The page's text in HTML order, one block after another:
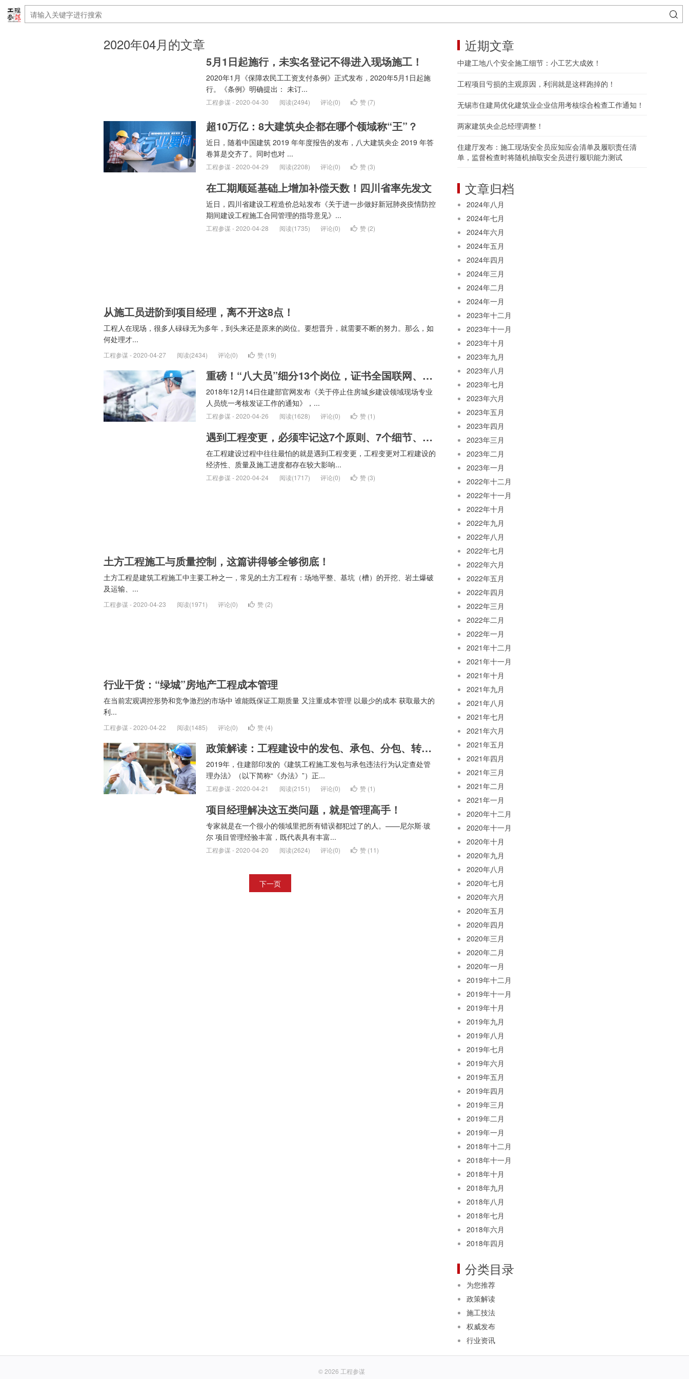
2020年04月的文章
5月1日起施行，未实名登记不得进入现场施工！
2020年1月《保障农民工工资支付条例》正式发布，2020年5月1日起施
行。《条例》明确提出： 未订...
工程参谋 - 2020-04-30 阅读(2494) 评论(0) 赞 (7)
超10万亿：8大建筑央企都在哪个领域称“王”？
近日，随着中国建筑 2019 年年度报告的发布，八大建筑央企 2019 年答
卷算是交齐了。同时也对 ...
工程参谋 - 2020-04-29 阅读(2208) 评论(0) 赞 (3)
在工期顺延基础上增加补偿天数！四川省率先发文
近日，四川省建设工程造价总站发布《关于进一步做好新冠肺炎疫情防控
期间建设工程施工合同管理的指导意见》...
工程参谋 - 2020-04-28 阅读(1735) 评论(0) 赞 (2)
从施工员进阶到项目经理，离不开这8点！
工程人在现场，很多人碌碌无为多年，到头来还是原来的岗位。要想晋升，就需要不断的努力。那么，如
何处理才...
工程参谋 - 2020-04-27 阅读(2434) 评论(0) 赞 (19)
重磅！“八大员”细分13个岗位，证书全国联网、全国通用
2018年12月14日住建部官网发布《关于停止住房城乡建设领域现场专业
人员统一考核发证工作的通知》，...
工程参谋 - 2020-04-26 阅读(1628) 评论(0) 赞 (1)
遇到工程变更，必须牢记这7个原则、7个细节、2种程序！
在工程建设过程中往往最怕的就是遇到工程变更，工程变更对工程建设的
经济性、质量及施工进度都存在较大影响...
工程参谋 - 2020-04-24 阅读(1717) 评论(0) 赞 (3)
土方工程施工与质量控制，这篇讲得够全够彻底！
土方工程是建筑工程施工中主要工种之一，常见的土方工程有：场地平整、基坑（槽）的开挖、岩土爆破
及运输、...
工程参谋 - 2020-04-23 阅读(1971) 评论(0) 赞 (2)
行业干货：“绿城”房地产工程成本管理
在当前宏观调控形势和竞争激烈的市场中 谁能既保证工期质量 又注重成本管理 以最少的成本 获取最大的
利...
工程参谋 - 2020-04-22 阅读(1485) 评论(0) 赞 (4)
政策解读：工程建设中的发包、承包、分包、转包、内包、挂靠
2019年，住建部印发的《建筑工程施工发包与承包违法行为认定查处管
理办法》（以下简称“《办法》”）正...
工程参谋 - 2020-04-21 阅读(2151) 评论(0) 赞 (1)
项目经理解决这五类问题，就是管理高手！
专家就是在一个很小的领域里把所有错误都犯过了的人。——尼尔斯·玻
尔 项目管理经验丰富，既代表具有丰富...
工程参谋 - 2020-04-20 阅读(2624) 评论(0) 赞 (11)
下一页
近期文章
中建工地八个安全施工细节：小工艺大成效！
工程项目亏损的主观原因，利润就是这样跑掉的！
无锡市住建局优化建筑业企业信用考核综合检查工作通知！
两家建筑央企总经理调整！
住建厅发布：施工现场安全员应知应会清单及履职责任清
单，监督检查时将随机抽取安全员进行履职能力测试
文章归档
2024年八月
2024年七月
2024年六月
2024年五月
2024年四月
2024年三月
2024年二月
2024年一月
2023年十二月
2023年十一月
2023年十月
2023年九月
2023年八月
2023年七月
2023年六月
2023年五月
2023年四月
2023年三月
2023年二月
2023年一月
2022年十二月
2022年十一月
2022年十月
2022年九月
2022年八月
2022年七月
2022年六月
2022年五月
2022年四月
2022年三月
2022年二月
2022年一月
2021年十二月
2021年十一月
2021年十月
2021年九月
2021年八月
2021年七月
2021年六月
2021年五月
2021年四月
2021年三月
2021年二月
2021年一月
2020年十二月
2020年十一月
2020年十月
2020年九月
2020年八月
2020年七月
2020年六月
2020年五月
2020年四月
2020年三月
2020年二月
2020年一月
2019年十二月
2019年十一月
2019年十月
2019年九月
2019年八月
2019年七月
2019年六月
2019年五月
2019年四月
2019年三月
2019年二月
2019年一月
2018年十二月
2018年十一月
2018年十月
2018年九月
2018年八月
2018年七月
2018年六月
2018年四月
分类目录
为您推荐
政策解读
施工技法
权威发布
行业资讯
© 2026 工程参谋